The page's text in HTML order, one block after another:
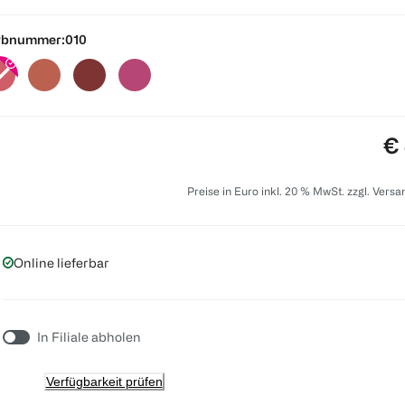
010
€
Preise in Euro inkl. 20 % MwSt. zzgl.
Online lieferbar
In Filiale abholen
Verfügbarkeit prüfen